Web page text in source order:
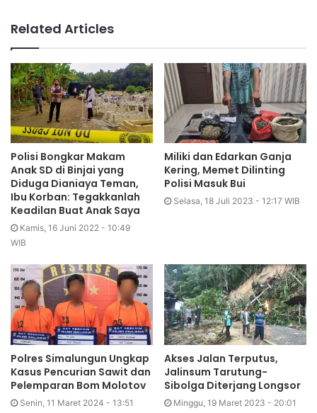
Related Articles
Polisi Bongkar Makam
Anak SD di Binjai yang
Diduga Dianiaya Teman,
Ibu Korban: Tegakkanlah
Keadilan Buat Anak Saya
Kamis, 16 Juni 2022 - 10:49
WIB
Miliki dan Edarkan Ganja
Kering, Memet Dilinting
Polisi Masuk Bui
Selasa, 18 Juli 2023 - 12:17 WIB
Polres Simalungun Ungkap
Kasus Pencurian Sawit dan
Pelemparan Bom Molotov
Senin, 11 Maret 2024 - 13:51
Akses Jalan Terputus,
Jalinsum Tarutung-
Sibolga Diterjang Longsor
Minggu, 19 Maret 2023 - 20:01